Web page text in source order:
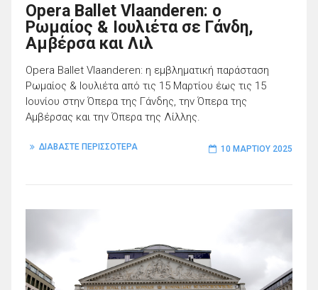
Opera Ballet Vlaanderen: ο
Ρωμαίος & Ιουλιέτα σε Γάνδη,
Αμβέρσα και Λιλ
Opera Ballet Vlaanderen: η εμβληματική παράσταση
Ρωμαίος & Ιουλιέτα από τις 15 Μαρτίου έως τις 15
Ιουνίου στην Όπερα της Γάνδης, την Όπερα της
Αμβέρσας και την Όπερα της Λίλλης.
ΔΙΑΒΑΣΤΕ ΠΕΡΙΣΣΟΤΕΡΑ 10 ΜΑΡΤΊΟΥ 2025